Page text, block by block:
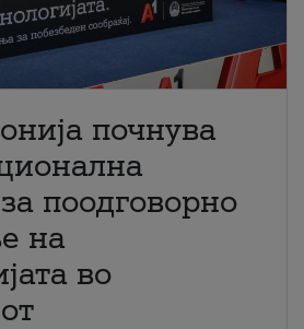
почнува
поодговорно
на
во